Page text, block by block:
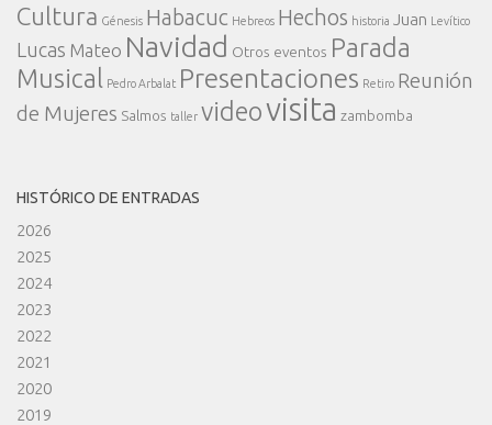
Cultura Génesis Habacuc Hebreos Hechos historia Juan Levítico
Lucas Mateo Navidad Otros eventos Parada
Musical
Pedro Arbalat Presentaciones Retiro Reunión
de Mujeres Salmos taller videovisita zambomba
HISTÓRICO DE ENTRADAS
2026
2025
2024
2023
2022
2021
2020
2019